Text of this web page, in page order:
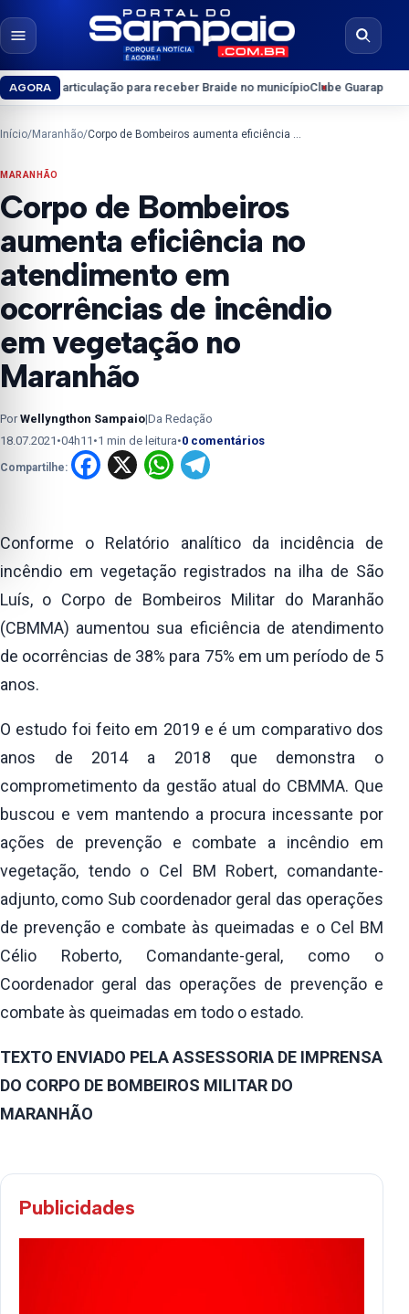
Pular para o conteúdo
Abrir menu
Abrir
AGORA para receber Braide no municípioClube Guarapary convoca
Início/Maranhão/ Corpo de Bombeiros aumenta eficiência no atendimento em ocorrências de incêndio em vegetação no Maranhão
MARANHÃO
Corpo de Bombeiros
aumenta eficiência no
atendimento em
ocorrências de incêndio
em vegetação no
Maranhão
PorWellyngthon Sampaio|Da Redação
18.07.2021 •04h11 •1 min de leitura•0 comentários
Compartilhe: Facebook
X WhatsApp
Conforme o Relatório analítico da incidência de
incêndio em vegetação registrados na ilha de São
Luís, o Corpo de Bombeiros Militar do Maranhão
(CBMMA) aumentou sua eficiência de atendimento
de ocorrências de 38% para 75% em um período de 5
anos.
O estudo foi feito em 2019 e é um comparativo dos
anos de 2014 a 2018 que demonstra o
comprometimento da gestão atual do CBMMA. Que
buscou e vem mantendo a procura incessante por
ações de prevenção e combate a incêndio em
vegetação, tendo o Cel BM Robert, comandante-
adjunto, como Sub coordenador geral das operações
de prevenção e combate às queimadas e o Cel BM
Célio Roberto, Comandante-geral, como o
Coordenador geral das operações de prevenção e
combate às queimadas em todo o estado.
TEXTO ENVIADO PELA ASSESSORIA DE IMPRENSA
DO CORPO DE BOMBEIROS MILITAR DO
MARANHÃO
Publicidades